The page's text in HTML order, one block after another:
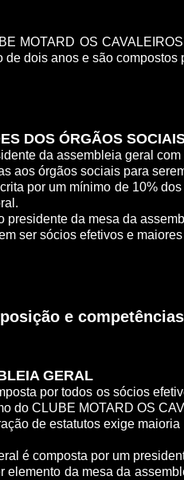
MOTARD OS
de dois anos e são compostos
DOS ÓRGÃOS
da assembleia geral
aos órgãos sociais para
por um mínimo de 10%
presidente da mesa da
ser sócios efetivos e
e competências
GERAL
por todos os sócios
do CLUBE MOTARD OS
de estatutos exige
é composta por um
elemento da mesa da